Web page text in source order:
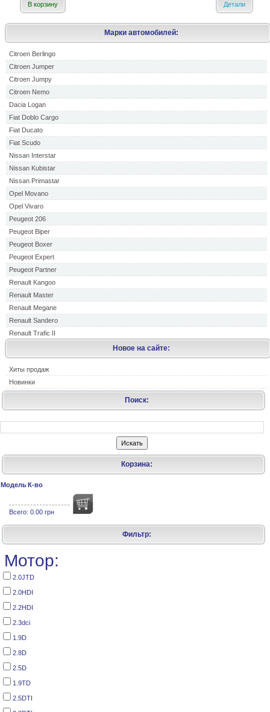
Марки автомобилей:
Citroen Berlingo
Citroen Jumper
Citroen Jumpy
Citroen Nemo
Dacia Logan
Fiat Doblo Cargo
Fiat Ducato
Fiat Scudo
Nissan Interstar
Nissan Kubistar
Nissan Primastar
Opel Movano
Opel Vivaro
Peugeot 206
Peugeot Biper
Peugeot Boxer
Peugeot Expert
Peugeot Partner
Renault Kangoo
Renault Master
Renault Megane
Renault Sandero
Renault Trafic II
Новое на сайте:
Хиты продаж
Новинки
В корзину Детали
Поиск:
Корзина:
Модель К-во
Всего: 0.00 грн
Фильтр:
Мотор:
2.0JTD
2.0HDI
2.2HDI
2.3dci
1.9D
2.8D
2.5D
1.9TD
2.5DTI